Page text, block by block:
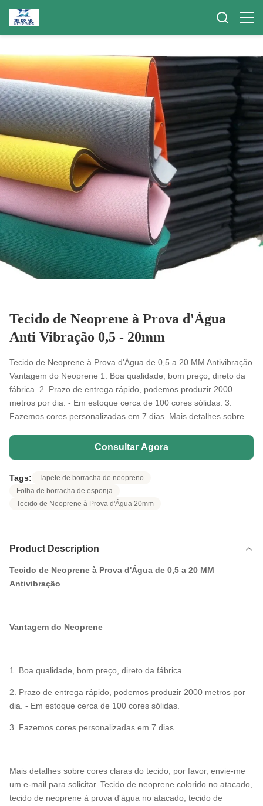
Tecido de Neoprene à Prova d'Água
Anti Vibração 0,5 - 20mm
Tecido de Neoprene à Prova d'Água de 0,5 a 20 MM Antivibração
Vantagem do Neoprene 1. Boa qualidade, bom preço, direto da
fábrica. 2. Prazo de entrega rápido, podemos produzir 2000
metros por dia. - Em estoque cerca de 100 cores sólidas. 3.
Fazemos cores personalizadas em 7 dias. Mais detalhes sobre ...
Consultar Agora
Tags:
Tapete de borracha de neopreno
Folha de borracha de esponja
Tecido de Neoprene à Prova d'Água 20mm
Product Description
Tecido de Neoprene à Prova d'Água de 0,5 a 20 MM
Antivibração
Vantagem do Neoprene
1. Boa qualidade, bom preço, direto da fábrica.
2. Prazo de entrega rápido, podemos produzir 2000 metros por
dia. - Em estoque cerca de 100 cores sólidas.
3. Fazemos cores personalizadas em 7 dias.
Mais detalhes sobre cores claras do tecido, por favor, envie-me
um e-mail para solicitar. Tecido de neoprene colorido no atacado,
tecido de neoprene à prova d'água no atacado, tecido de